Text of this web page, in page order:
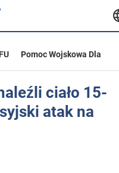
Pomoc Wojskowa Dla
ciało 15-
atak na